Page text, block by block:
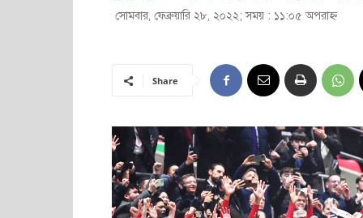
সোমবার, ফেব্রুয়ারি ২৮, ২০২২; সময় : ১১:০৫ অপরাহ্ণ
Share